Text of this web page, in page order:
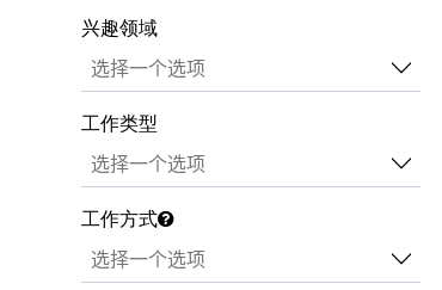
兴趣领域
工作类型
工作方式